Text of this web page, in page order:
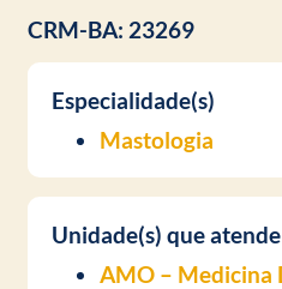
CRM-BA: 23269
Especialidade(s)
Mastologia
Unidade(s) que atende
AMO – Medicina